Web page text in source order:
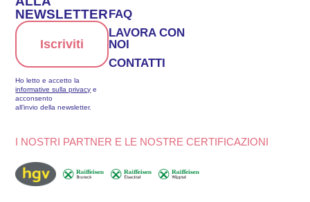
FAQ
LAVORA CON
NOI
CONTATTI
NEWSLETTER
Iscriviti
Ho letto e accetto la
informative sulla privacy e
acconsento
all’invio della newsletter.
I NOSTRI PARTNER E LE NOSTRE CERTIFICAZIONI